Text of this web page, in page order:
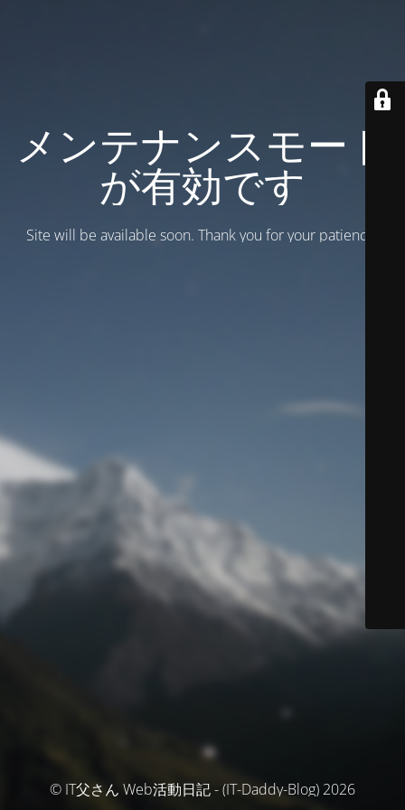
メンテナンスモード
が有効です
Site will be available soon. Thank you for your patience!
© IT父さん Web活動日記 - (IT-Daddy-Blog) 2026